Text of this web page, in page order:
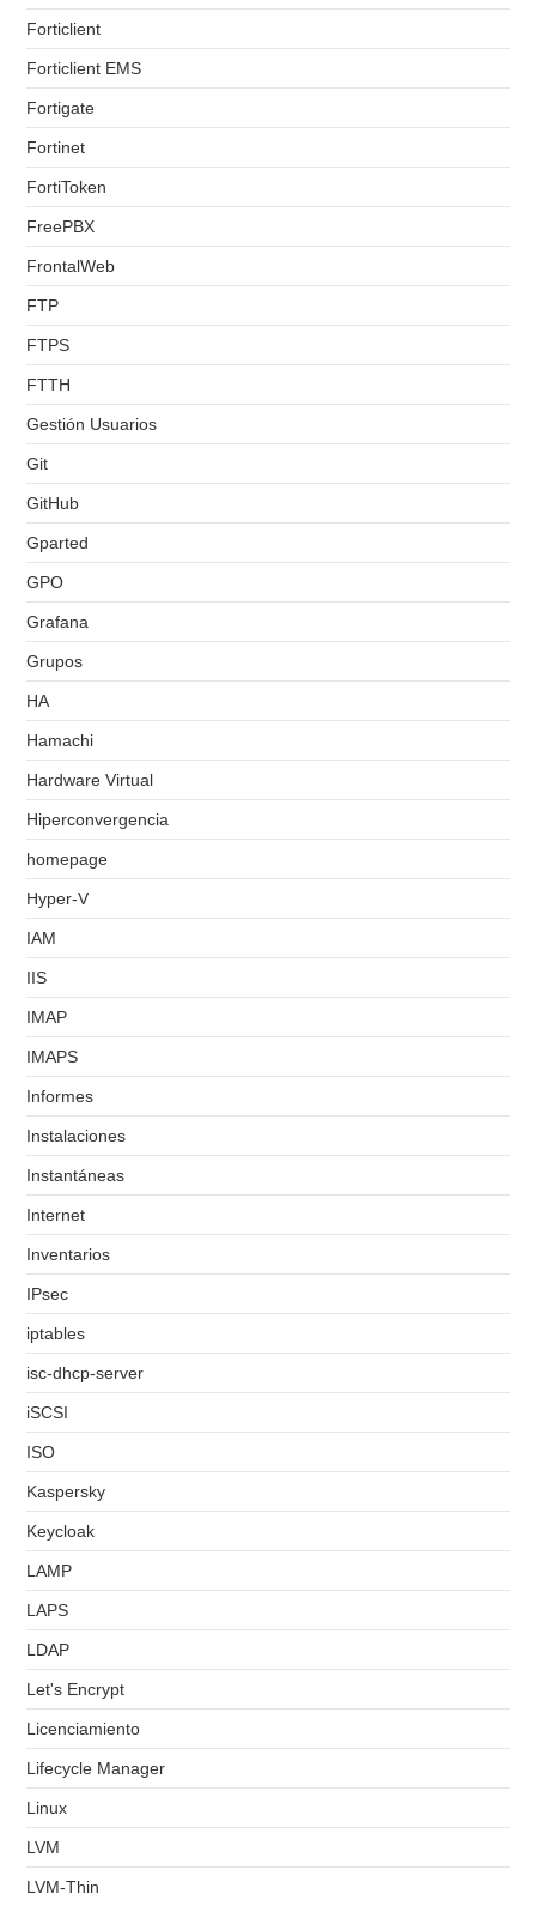
Forticlient
Forticlient EMS
Fortigate
Fortinet
FortiToken
FreePBX
FrontalWeb
FTP
FTPS
FTTH
Gestión Usuarios
Git
GitHub
Gparted
GPO
Grafana
Grupos
HA
Hamachi
Hardware Virtual
Hiperconvergencia
homepage
Hyper-V
IAM
IIS
IMAP
IMAPS
Informes
Instalaciones
Instantáneas
Internet
Inventarios
IPsec
iptables
isc-dhcp-server
iSCSI
ISO
Kaspersky
Keycloak
LAMP
LAPS
LDAP
Let's Encrypt
Licenciamiento
Lifecycle Manager
Linux
LVM
LVM-Thin